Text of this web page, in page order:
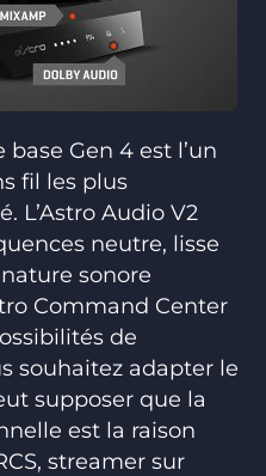
base Gen 4 est l’un
fil les plus
L’Astro Audio V2
neutre, lisse
sonore
Command Center
de
souhaitez adapter le
supposer que la
est la raison
streamer sur